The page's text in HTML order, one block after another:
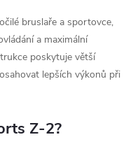
bruslaře a sportovce,
a maximální
poskytuje větší
lepších výkonů při
Z-2?